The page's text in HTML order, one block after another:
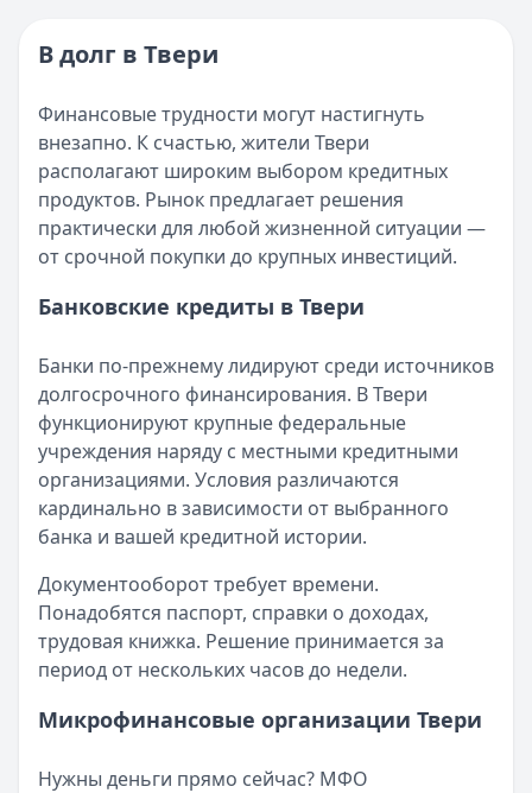
Категория:МФО и микрозаймы
Все статьи
Возврат переплаты в «Займере»: актуальная
Опубликовано:5 декабря 2025 г.
Категория:МФО
Читать новость
Срочный микрозайм 15 000 ₽ на карту: свежая
Кратко:Нужны 15 000 рублей на карту прямо сегодня?
Опубликовано: 5 декабря 2025 г.
Читать новость
Кратко:В III квартале 2025 года владельцы iPhone
Опубликовано:5 декабря 2025 г.
Категория:МФО
Читать новость
57 сервисов микрозаймов через Госуслуги: где
Кратко:Авторизация через Госуслуги ускоряет
Опубликовано:23 ноября 2025 г.
Категория:
МФО
Читать новость
Смс о «одобренном займе» от Bigmani Ru: как
Кратко: Пришло СМС об одобрении займа от Bigmani
Опубликовано:
Категория:МФО
Все новости
В долг в Твери
Финансовые трудности могут настигнуть
внезапно. К счастью, жители Твери
располагают широким выбором кредитных
продуктов. Рынок предлагает решения
практически для любой жизненной ситуации —
от срочной покупки до крупных инвестиций.
Банковские кредиты в Твери
Банки по-прежнему лидируют среди источников
долгосрочного финансирования. В Твери
функционируют крупные федеральные
учреждения наряду с местными кредитными
организациями. Условия различаются
кардинально в зависимости от выбранного
банка и вашей кредитной истории.
Документооборот требует времени.
Понадобятся паспорт, справки о доходах,
трудовая книжка. Решение принимается за
период от нескольких часов до недели.
Микрофинансовые организации Твери
Нужны деньги прямо сейчас? МФО